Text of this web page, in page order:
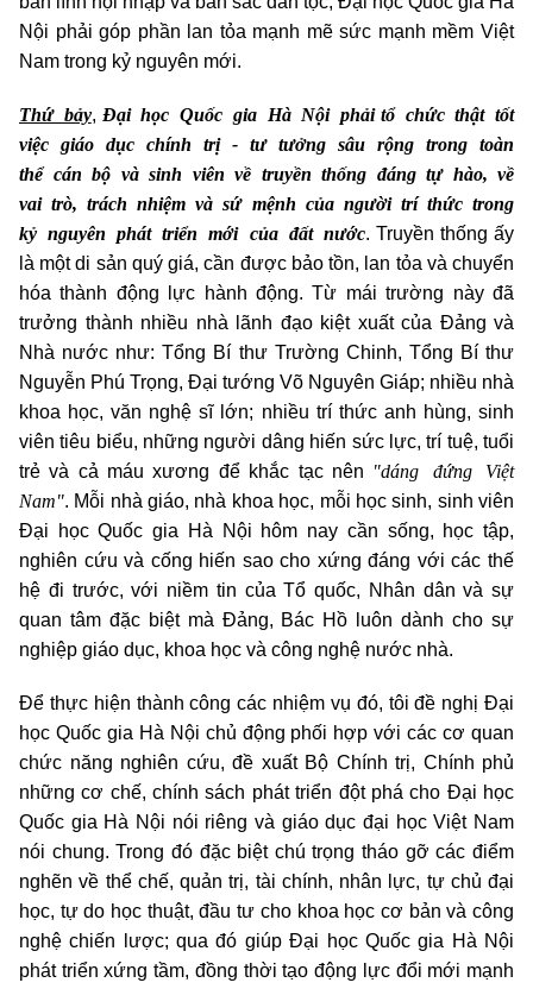
Nội phải góp phần lan tỏa mạnh mẽ sức mạnh mềm Việt
Nam trong kỷ nguyên mới.
Thứ bảy, Đại học Quốc gia Hà Nội phải tổ chức thật tốt
việc giáo dục chính trị - tư tưởng sâu rộng trong toàn
thể cán bộ và sinh viên về truyền thống đáng tự hào, về
vai trò, trách nhiệm và sứ mệnh của người trí thức trong
kỷ nguyên phát triển mới của đất nước. Truyền thống ấy
là một di sản quý giá, cần được bảo tồn, lan tỏa và chuyển
hóa thành động lực hành động. Từ mái trường này đã
trưởng thành nhiều nhà lãnh đạo kiệt xuất của Đảng và
Nhà nước như: Tổng Bí thư Trường Chinh, Tổng Bí thư
Nguyễn Phú Trọng, Đại tướng Võ Nguyên Giáp; nhiều nhà
khoa học, văn nghệ sĩ lớn; nhiều trí thức anh hùng, sinh
viên tiêu biểu, những người dâng hiến sức lực, trí tuệ, tuổi
trẻ và cả máu xương để khắc tạc nên
"dáng đứng Việt
Nam". Mỗi nhà giáo, nhà khoa học, mỗi học sinh, sinh viên
Đại học Quốc gia Hà Nội hôm nay cần sống, học tập,
nghiên cứu và cống hiến sao cho xứng đáng với các thế
hệ đi trước, với niềm tin của Tổ quốc, Nhân dân và sự
quan tâm đặc biệt mà Đảng, Bác Hồ luôn dành cho sự
nghiệp giáo dục, khoa học và công nghệ nước nhà.
Để thực hiện thành công các nhiệm vụ đó, tôi đề nghị Đại
học Quốc gia Hà Nội chủ động phối hợp với các cơ quan
chức năng nghiên cứu, đề xuất Bộ Chính trị, Chính phủ
những cơ chế, chính sách phát triển đột phá cho Đại học
Quốc gia Hà Nội nói riêng và giáo dục đại học Việt Nam
nói chung. Trong đó đặc biệt chú trọng tháo gỡ các điểm
nghẽn về thể chế, quản trị, tài chính, nhân lực, tự chủ đại
học, tự do học thuật, đầu tư cho khoa học cơ bản và công
nghệ chiến lược; qua đó giúp Đại học Quốc gia Hà Nội
phát triển xứng tầm, đồng thời tạo động lực đổi mới mạnh